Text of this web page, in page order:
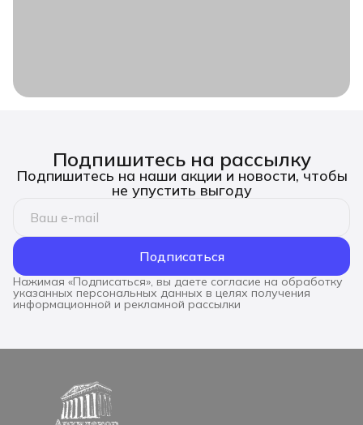
Подпишитесь на рассылку
Подпишитесь на наши акции и новости, чтобы
не упустить выгоду
Подписаться
Нажимая «Подписаться», вы даете согласие на обработку
указанных персональных данных в целях получения
информационной и рекламной рассылки